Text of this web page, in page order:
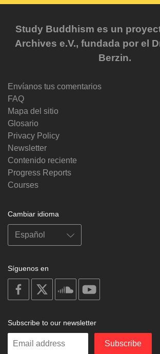
Study Buddhism es un
Archives e.V., fundada por el
Berzin.
Envíanos tus comentarios
FAQ
Mapa del sitio
Glosario
Privacy Policy
Newsletter
Contenido reciente
Progress Reports
Courses
Cambiar idioma
Síguenos en
on
facebook
soundcloud
Subscribe to our newsletter
Enter
Subscribe